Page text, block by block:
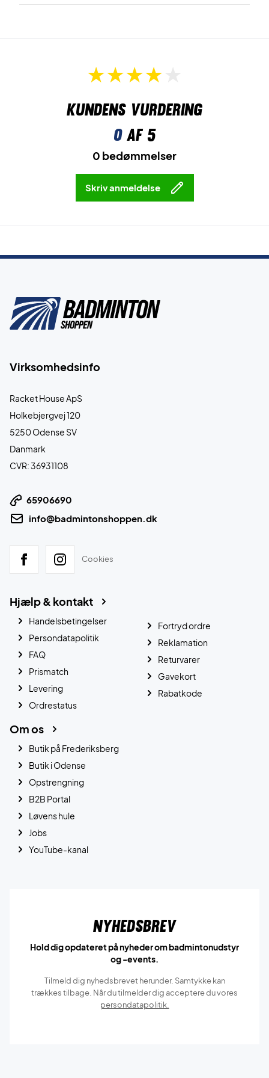
Kundens vurdering
0af 5
0 bedømmelser
Skriv anmeldelse
Virksomhedsinfo
Racket House ApS
Holkebjergvej 120
5250 Odense SV
Danmark
CVR: 36931108
65906690
info@badmintonshoppen.dk
Cookies
Hjælp & kontakt
Handelsbetingelser
Persondatapolitik
FAQ
Prismatch
Levering
Ordrestatus
Fortryd ordre
Reklamation
Returvarer
Gavekort
Rabatkode
Om os
Butik på Frederiksberg
Butik i Odense
Opstrengning
B2B Portal
Løvens hule
Jobs
YouTube-kanal
Nyhedsbrev
Hold dig opdateret på nyheder om badmintonudstyr
og -events.
Tilmeld dig nyhedsbrevet herunder. Samtykke kan
trækkes tilbage. Når du tilmelder dig acceptere du vores
persondatapolitik.